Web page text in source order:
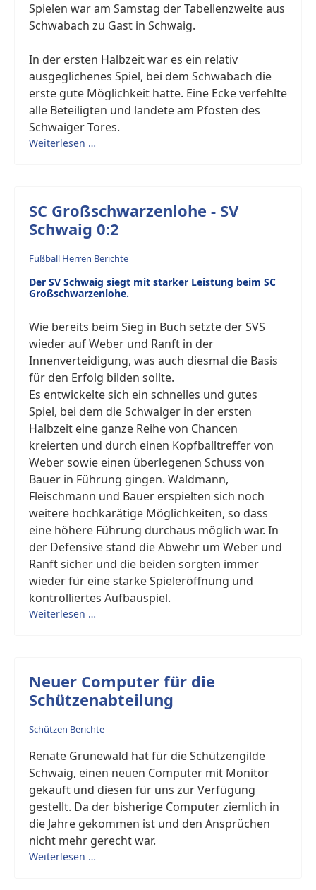
Spielen war am Samstag der Tabellenzweite aus
Schwabach zu Gast in Schwaig.
In der ersten Halbzeit war es ein relativ
ausgeglichenes Spiel, bei dem Schwabach die
erste gute Möglichkeit hatte. Eine Ecke verfehlte
alle Beteiligten und landete am Pfosten des
Schwaiger Tores.
Weiterlesen …
SC Großschwarzenlohe - SV
Schwaig 0:2
Fußball Herren Berichte
Der SV Schwaig siegt mit starker Leistung beim SC
Großschwarzenlohe.
Wie bereits beim Sieg in Buch setzte der SVS
wieder auf Weber und Ranft in der
Innenverteidigung, was auch diesmal die Basis
für den Erfolg bilden sollte.
Es entwickelte sich ein schnelles und gutes
Spiel, bei dem die Schwaiger in der ersten
Halbzeit eine ganze Reihe von Chancen
kreierten und durch einen Kopfballtreffer von
Weber sowie einen überlegenen Schuss von
Bauer in Führung gingen. Waldmann,
Fleischmann und Bauer erspielten sich noch
weitere hochkarätige Möglichkeiten, so dass
eine höhere Führung durchaus möglich war. In
der Defensive stand die Abwehr um Weber und
Ranft sicher und die beiden sorgten immer
wieder für eine starke Spieleröffnung und
kontrolliertes Aufbauspiel.
Weiterlesen …
Neuer Computer für die
Schützenabteilung
Schützen Berichte
Renate Grünewald hat für die Schützengilde
Schwaig, einen neuen Computer mit Monitor
gekauft und diesen für uns zur Verfügung
gestellt. Da der bisherige Computer ziemlich in
die Jahre gekommen ist und den Ansprüchen
nicht mehr gerecht war.
Weiterlesen …